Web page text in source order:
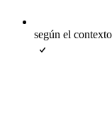
según el